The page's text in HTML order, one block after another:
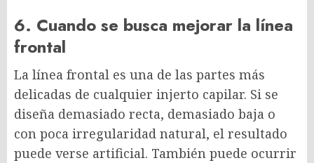
6. Cuando se busca mejorar la línea
frontal
La línea frontal es una de las partes más
delicadas de cualquier injerto capilar. Si se
diseña demasiado recta, demasiado baja o
con poca irregularidad natural, el resultado
puede verse artificial. También puede ocurrir